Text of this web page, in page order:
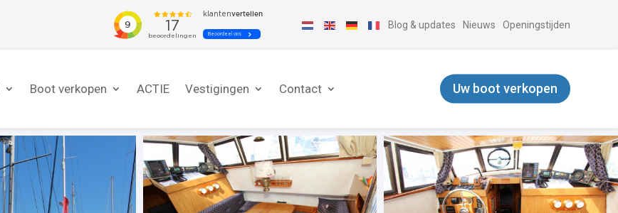
Blog & updates Nieuws Openingstijden
Boot verkopen ACTIE Vestigingen Contact Uw boot verkopen